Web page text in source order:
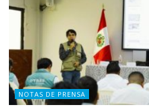
NOTAS DE PRENSA